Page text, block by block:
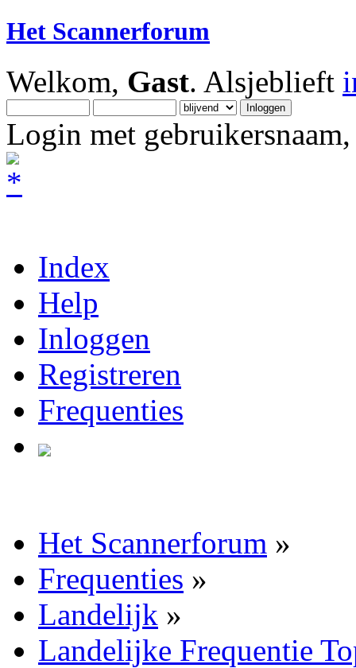
Het Scannerforum
Welkom, Gast. Alsjeblieft
Login met
Index
Help
Inloggen
Registreren
Frequenties
Het Scannerforum »
Frequenties »
Landelijk »
Landelijke Frequentie